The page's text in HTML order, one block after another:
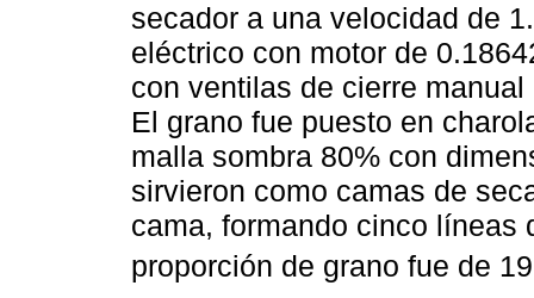
secador a una velocidad de
eléctrico con motor de
con ventilas de cierre
El grano fue puesto en
malla sombra 80% con
sirvieron como camas de
cama, formando cinco líneas
proporción de grano fue de